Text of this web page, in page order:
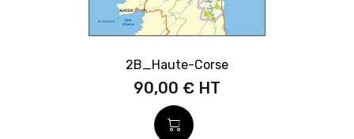
2B_Haute-Corse
90,00 €